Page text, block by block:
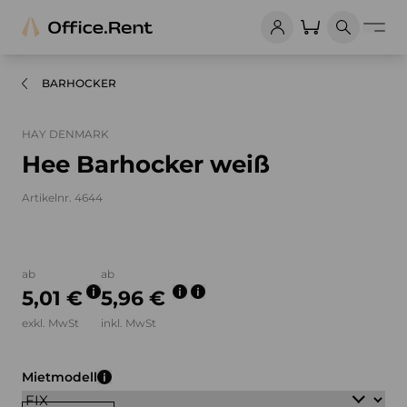
BARHOCKER
HAY DENMARK
Hee Barhocker weiß
Artikelnr. 4644
ab
5,01 €
exkl. MwSt
ab
5,96 €
inkl. MwSt
Mietmodell